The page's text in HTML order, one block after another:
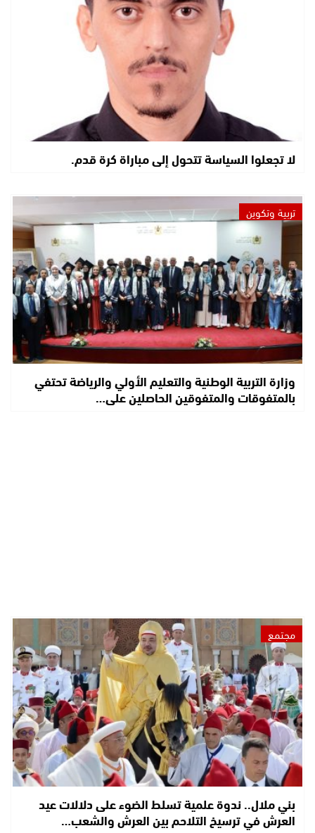
لا تجعلوا السياسة تتحول إلى مباراة كرة قدم.
تربية وتكوين
وزارة التربية الوطنية والتعليم الأولي والرياضة تحتفي
بالمتفوقات والمتفوقين الحاصلين على…
مجتمع
بني ملال.. ندوة علمية تسلط الضوء على دلالات عيد
العرش في ترسيخ التلاحم بين العرش والشعب…